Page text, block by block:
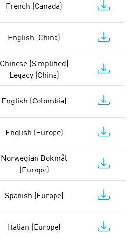
French (Canada)
English (China)
Chinese (Simplified)
Legacy (China)
English (Colombia)
English (Europe)
Norwegian Bokmål
(Europe)
Spanish (Europe)
Italian (Europe)